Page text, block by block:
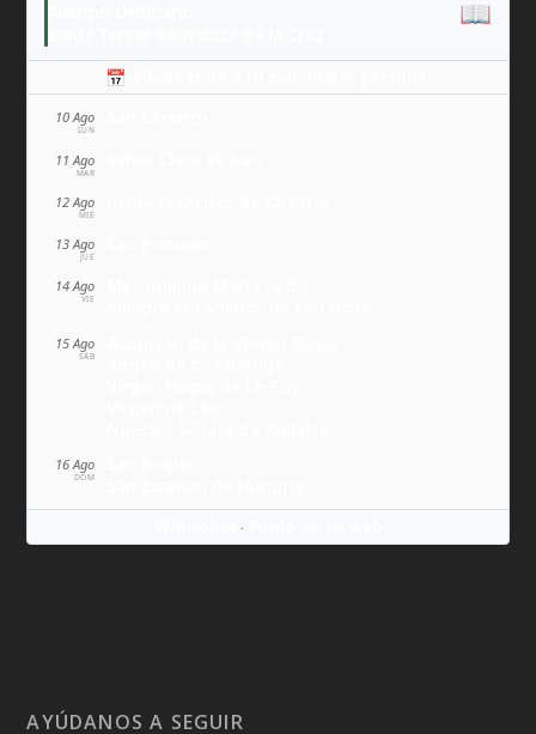
📖
📅 Añade todo a tu calendario personal
10 Ago
LUN
11 Ago
MAR
12 Ago
MIÉ
13 Ago
JUE
14 Ago
VIE
15 Ago
SÁB
16 Ago
DOM
·
AYÚDANOS A SEGUIR